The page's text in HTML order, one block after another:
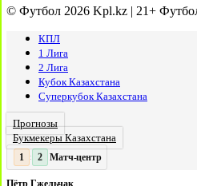
© Футбол 2026 Kpl.kz | 21+
КПЛ
1 Лига
2 Лига
Кубок Казахстана
Суперкубок Казахстана
Прогнозы
Букмекеры Казахстана
2 : 2 Матч-центр